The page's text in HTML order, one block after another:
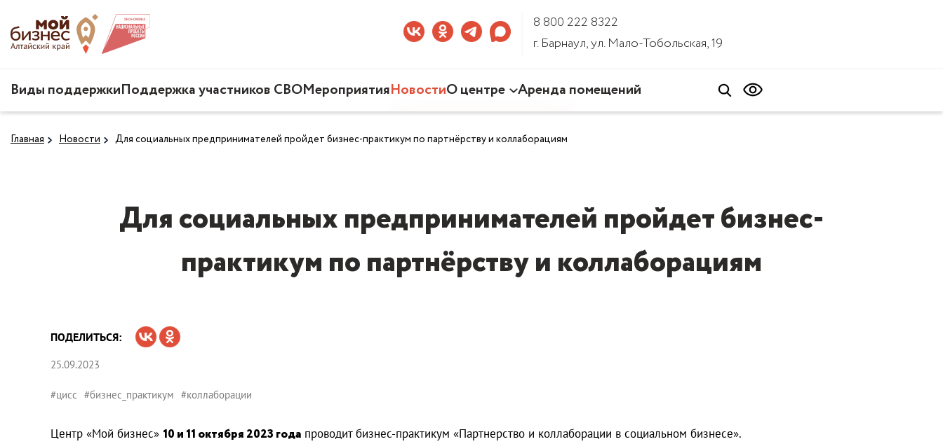
8 800 222 8322
г. Барнаул, ул. Мало-Тобольская, 19
Виды поддержкиПоддержка участников СВОМероприятияНовостиО центре
Команда Центра
Аренда помещений
Главная Новости Для социальных предпринимателей пройдет бизнес-практикум по партнёрству и коллаборациям
Для социальных предпринимателей пройдет бизнес-
практикум по партнёрству и коллаборациям
ПОДЕЛИТЬСЯ:
25.09.2023
#цисс #бизнес_практикум #коллаборации
Центр «Мой бизнес» 10 и 11 октября 2023 года проводит бизнес-практикум «Партнерство и коллаборации в социальном бизнесе».